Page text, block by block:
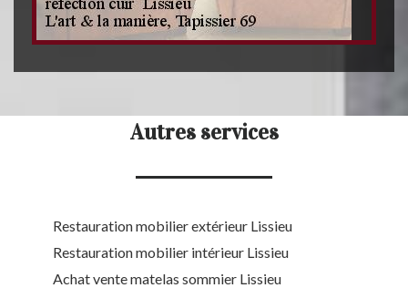
Autres services
Restauration mobilier extérieur Lissieu
Restauration mobilier intérieur Lissieu
Achat vente matelas sommier Lissieu